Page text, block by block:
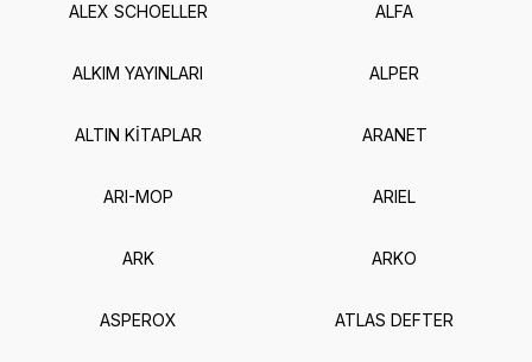
ALEX SCHOELLER ALFA
ALKIM YAYINLARI ALPER
ALTIN KİTAPLAR ARANET
ARI-MOP ARIEL
ARK ARKO
ASPEROX ATLAS DEFTER